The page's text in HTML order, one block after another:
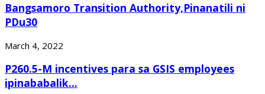
Bangsamoro Transition Authority,Pinanatili ni
PDu30
March 4, 2022
P260.5-M incentives para sa GSIS employees
ipinababalik...